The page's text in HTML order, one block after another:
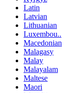
Latin
Latvian
Lithuanian
Luxembou..
Macedonian
Malagasy
Malay
Malayalam
Maltese
Maori